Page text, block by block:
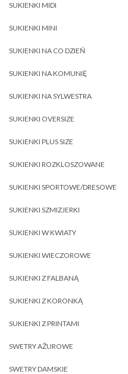
SUKIENKI MIDI
SUKIENKI MINI
SUKIENKI NA CO DZIEŃ
SUKIENKI NA KOMUNIĘ
SUKIENKI NA SYLWESTRA
SUKIENKI OVERSIZE
SUKIENKI PLUS SIZE
SUKIENKI ROZKLOSZOWANE
SUKIENKI SPORTOWE/DRESOWE
SUKIENKI SZMIZJERKI
SUKIENKI W KWIATY
SUKIENKI WIECZOROWE
SUKIENKI Z FALBANĄ
SUKIENKI Z KORONKĄ
SUKIENKI Z PRINTAMI
SWETRY AŻUROWE
SWETRY DAMSKIE